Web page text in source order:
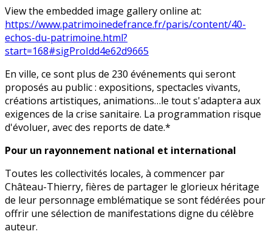
View the embedded image gallery online at:
https://www.patrimoinedefrance.fr/paris/content/40-
echos-du-patrimoine.html?
start=168#sigProIdd4e62d9665
En ville, ce sont plus de 230 événements qui seront
proposés au public : expositions, spectacles vivants,
créations artistiques, animations…le tout s'adaptera aux
exigences de la crise sanitaire. La programmation risque
d'évoluer, avec des reports de date.*
Pour un rayonnement national et international
Toutes les collectivités locales, à commencer par
Château-Thierry, fières de partager le glorieux héritage
de leur personnage emblématique se sont fédérées pour
offrir une sélection de manifestations digne du célèbre
auteur.